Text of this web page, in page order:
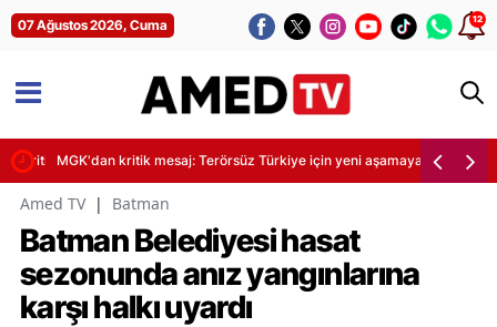
07 Ağustos 2026, Cuma 12
kritik saat uyarısı
MGK'dan kritik mesaj: Terörsüz Türkiye için yeni aşamaya geçiliyor
Amed TV | Batman
Batman Belediyesi hasat
sezonunda anız yangınlarına
karşı halkı uyardı